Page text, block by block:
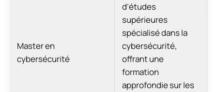
Master en
cybersécurité
d’études
supérieures
spécialisé dans la
cybersécurité,
offrant une
formation
approfondie sur les